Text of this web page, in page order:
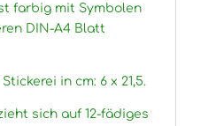
farbig mit Symbolen
DIN-A4 Blatt
in cm: 6 x 21,5.
sich auf 12-fädiges